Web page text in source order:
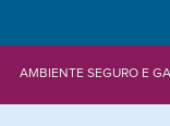
AMBIENTE SEGURO E